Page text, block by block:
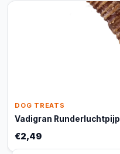
DOG TREATS
Vadigran Runderluchtpijp
€2,49